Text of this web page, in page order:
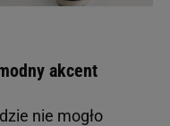
akcent
nie mogło